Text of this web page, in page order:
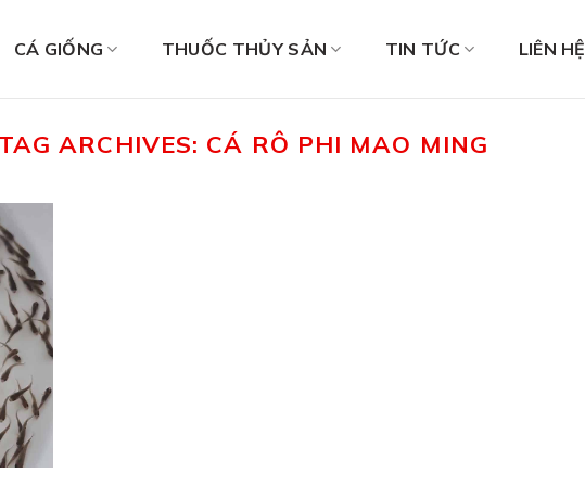
CÁ GIỐNG THUỐC THỦY SẢN TIN TỨC LIÊN HỆ
TAG ARCHIVES: CÁ RÔ PHI MAO MING